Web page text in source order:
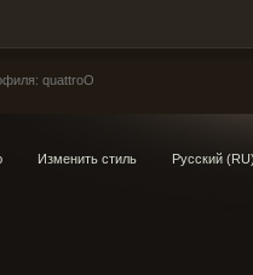
quattroO
Изменить стиль Русский